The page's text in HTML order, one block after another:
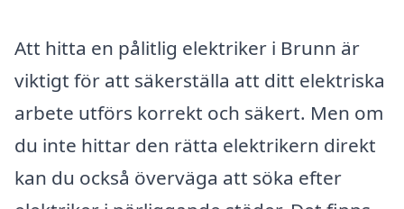
Att hitta en pålitlig elektriker i Brunn är
viktigt för att säkerställa att ditt elektriska
arbete utförs korrekt och säkert. Men om
du inte hittar den rätta elektrikern direkt
kan du också överväga att söka efter